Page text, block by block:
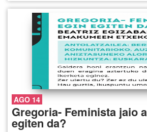
AGO 14
Gregoria- Feminista jaio
egiten da?